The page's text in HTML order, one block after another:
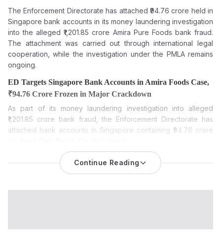
The Enforcement Directorate has attached ₹94.76 crore held in
Singapore bank accounts in its money laundering investigation
into the alleged ₹1,201.85 crore Amira Pure Foods bank fraud.
The attachment was carried out through international legal
cooperation, while the investigation under the PMLA remains
ongoing.
ED Targets Singapore Bank Accounts in Amira Foods Case,
₹94.76 Crore Frozen in Major Crackdown
As part of its money laundering investigation into alleged
₹1,201.85 crore bank fraud, the Enforcement Directorate has
attached bank accounts in Singapore containing ₹94.76 crore
The Enforcement Directorate (ED) has provisionally attached
foreign bank balances worth ₹94.76 crore held at the
The funds are attached to Amira Pure Foods Private Limited, its
Continue Reading